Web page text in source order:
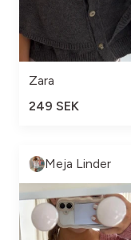
Zara
249 SEK
Meja Linder